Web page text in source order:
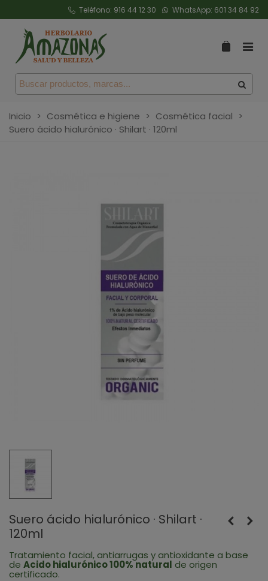
Teléfono: 916 44 12 30 WhatsApp: 601 34 84 92
Inicio > Cosmética e higiene > Cosmética facial >
Suero ácido hialurónico · Shilart · 120ml
Suero ácido hialurónico · Shilart ·
120ml
Tratamiento facial, antiarrugas y antioxidante a base
de Acido hialurónico 100% natural de origen
certificado.